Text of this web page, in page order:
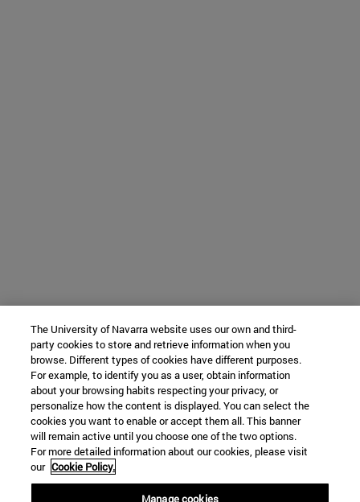
The University of Navarra website uses our own and third-
party cookies to store and retrieve information when you
browse. Different types of cookies have different purposes.
For example, to identify you as a user, obtain information
about your browsing habits respecting your privacy, or
personalize how the content is displayed. You can select the
cookies you want to enable or accept them all. This banner
will remain active until you choose one of the two options.
For more detailed information about our cookies, please visit
our Cookie Policy.
Manage cookies